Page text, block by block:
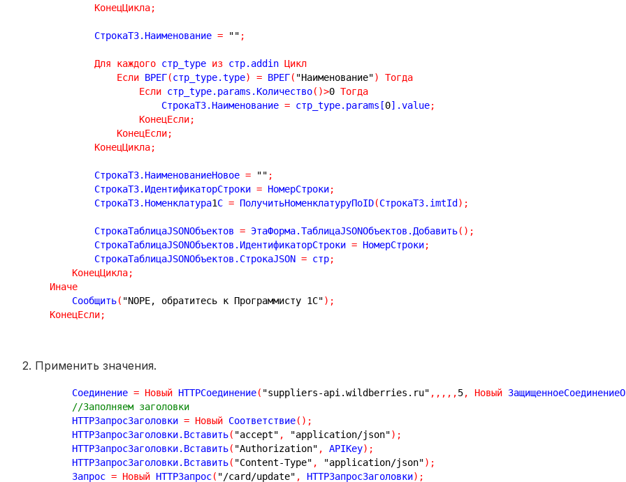
КонецЦикла;
СтрокаТЗ.Наименование = "" ;
Для каждого стр_type из стр.addin Цикл
Если ВРЕГ(стр_type.type) = ВРЕГ( "Наименование")
Тогда
Если стр_type.params.Количество( )>0 Тогда
СтрокаТЗ.Наименование = стр_type.params[0].value;
КонецЕсли;
КонецЕсли;
КонецЦикла;
СтрокаТЗ.НаименованиеНовое = "" ;
СтрокаТЗ.ИдентификаторСтроки = НомерСтроки;
СтрокаТЗ.Номенклатура1С = ПолучитьНоменклатуруПоID(СтрокаТЗ.imtId ) ;
СтрокаТаблицаJSONОбъектов = ЭтаФорма.ТаблицаJSONОбъектов.Добавить( ) ;
СтрокаТаблицаJSONОбъектов.ИдентификаторСтроки = НомерСтроки;
СтрокаТаблицаJSONОбъектов.СтрокаJSON = стр;
КонецЦикла;
Иначе
Сообщить( "NOPE, обратитесь к Программисту 1С") ;
КонецЕсли;
2. Применить значения.
Соединение = Новый HTTPСоединение( "suppliers-api.wildberries.ru" , , , , ,5, Новый
//Заполняем заголовки
HTTPЗапросЗаголовки = Новый Соответствие( ) ;
HTTPЗапросЗаголовки.Вставить( "accept" , "application/json") ;
HTTPЗапросЗаголовки.Вставить( "Authorization" , APIKey) ;
HTTPЗапросЗаголовки.Вставить( "Content-Type" , "application/json") ;
Запрос = Новый HTTPЗапрос( "/card/update" , HTTPЗапросЗаголовки) ;